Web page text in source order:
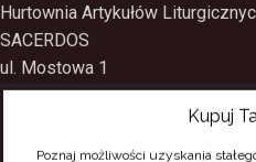
Hurtownia Artykułów
SACERDOS
ul. Mostowa 1
09-402 Płock
tel.kom.501-384-314
Poznaj możliwości uzyskania
programu